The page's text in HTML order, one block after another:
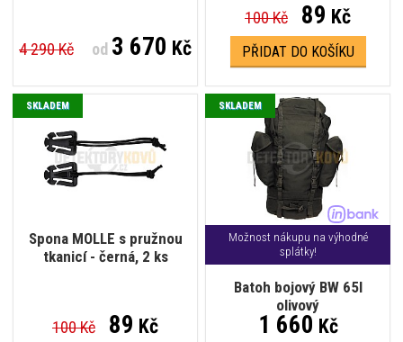
4 290 Kč od3 670 Kč
100 Kč 89 Kč
PŘIDAT DO KOŠÍKU
Spona MOLLE s pružnou
tkanicí - černá, 2 ks
SKLADEM
100 Kč 89 Kč
Možnost nákupu na výhodné
splátky!
Batoh bojový BW 65l
olivový
SKLADEM
1 660 Kč